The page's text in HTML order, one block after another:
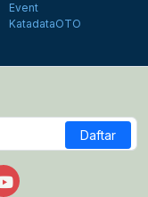
Event
KatadataOTO
Daftar
on Xus on Instagram
Follow us on